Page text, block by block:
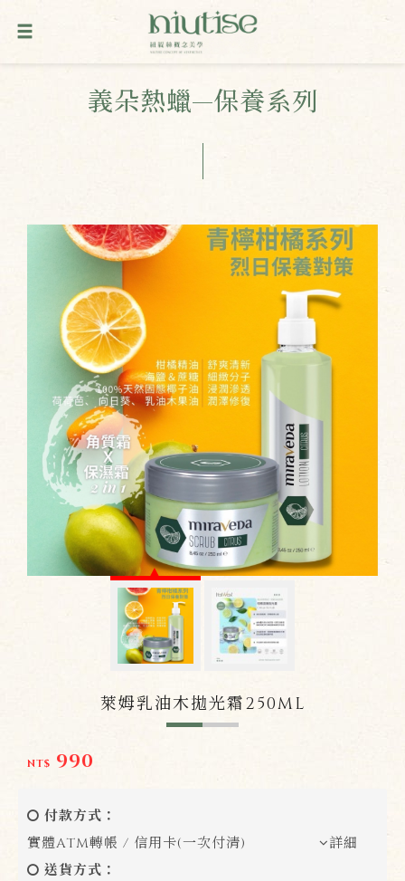
義朵熱蠟—保養系列
萊姆乳油木拋光霜250ML
NT$ 990
付款方式：
實體ATM轉帳 / 信用卡(一次付清)
詳細
送貨方式：